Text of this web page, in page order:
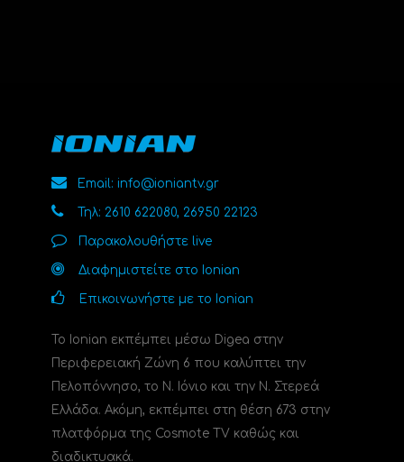
Email: info@ioniantv.gr
Τηλ: 2610 622080, 26950 22123
Παρακολουθήστε live
Διαφημιστείτε στο Ionian
Επικοινωνήστε με το Ionian
Το Ionian εκπέμπει μέσω Digea στην
Περιφερειακή Ζώνη 6 που καλύπτει την
Πελοπόννησο, το N. Ιόνιο και την Ν. Στερεά
Ελλάδα. Ακόμη, εκπέμπει στη θέση 673 στην
πλατφόρμα της Cosmote TV καθώς και
διαδικτυακά.